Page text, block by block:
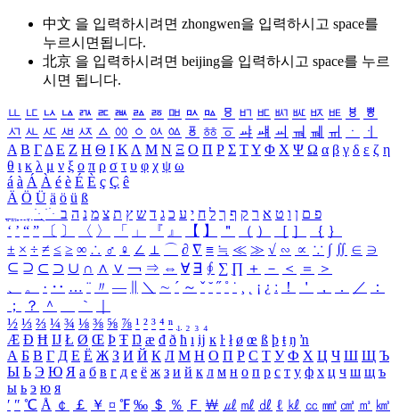
中文 을 입력하시려면 zhongwen을 입력하시고 space를
누르시면됩니다.
北京 을 입력하시려면 beijing을 입력하시고 space를 누르
시면 됩니다.
ㅥ ㅦ ㅧ ㅨ ㅩ ㅪ ㅫ ㅬ ㅭ ㅮ ㅯ ㅰ ㅱ ㅲ ㅳ ㅴ ㅵ ㅶ ㅷ ㅸ
ㅹ
ㅺ ㅻ ㅼ ㅽ ㅾ ㅿ ㆀ ㆁ ㆂ ㆃ ㆄ ㆅ ㆆ ㆇ ㆈ ㆉ ㆊ ㆋ ㆌ ㆍ
ㆎ
Α Β ΓΔ Ε Ζ Η Θ Ι ΚΛ Μ Ν Ξ Ο Π Ρ Σ ΤΥ Φ Χ Ψ Ω α β γ δ ε ζ η
θ ι κ λ μ ν ξ ο π ρ σ τ υ φ χ ψ ω
á à Á À é è É È ç Ç ê
Ä Ö Ü ä ö ü ß
ִֶֹ ֻּ ׁׂ פ ם ן ו ט א ר ק ף ך ל ח י ע כ ג ד ש ץ ת צ מ נ ה ב
‘ ’ “ ” 〔 〕 〈 〉 「 」 『 』 【 】 ＂ （ ） ［ ］ ｛ ｝
± × ÷ ≠ ≤ ≥ ∞ ∴ ♂ ♀ ∠ ⊥ ⌒ ∂ ∇ ≡ ≒ ≪ ≫ √ ∽ ∝ ∵ ∫ ∬ ∈ ∋
⊆ ⊇ ⊂ ⊃ ∪ ∩ ∧ ∨ ￢ ⇒ ⇔ ∀ ∃ ∮ ∑ ∏ ＋ － ＜ ＝
＞
、
。 · ‥ … ¨ 〃 ― ＼ ∼ ´ ～ ˇ ˘ ˝ ˚ ˙ ¸ ¡ ¿ ː ！ ＇ ， ． ／
：
；
？ ＾ ｀
½ ⅓ ⅔ ¼ ¾ ⅛ ⅜ ⅝ ⅞ ¹ ² ³ ⁴ ⁿ ₁ ₂ ₃ ₄
Æ Ð Ħ Ĳ Ł Ø Œ Þ Ŧ Ŋ æ đ ð ħ ı ĳ ĸ ŀ ł ø œ ß þ ŧ ŋ ŉ
А Б В Г Д Е Ё Ж З И Й К Л М Н О П Р С Т У Ф Х Ц Ч Ш Щ Ъ
Ы Ь Э Ю Я а б в г д е ё ж з и й к л м н о п р с т у ф х ц ч ш щ ъ
ы ь э ю я
′ ″ ℃ Å ￠ ￡ ￥ ¤ ℉ ‰ ＄ ％ Ｆ ￦ ㎕ ㎖ ㎗ ℓ ㎘ ㏄ ㎣ ㎤ ㎥ ㎦